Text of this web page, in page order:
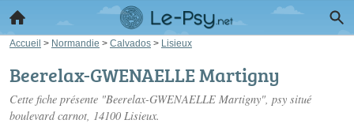
Accueil > Normandie > Calvados > Lisieux
Beerelax-GWENAELLE Martigny
Cette fiche présente "Beerelax-GWENAELLE Martigny", psy situé
boulevard carnot, 14100 Lisieux.